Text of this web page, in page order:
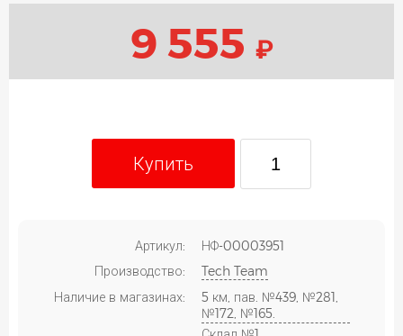
9 555 ₽
Купить
Артикул:
НФ-00003951
Производство:
Tech Team
Наличие в магазинах:
5 км, пав. №439, №281,
№172, №165.